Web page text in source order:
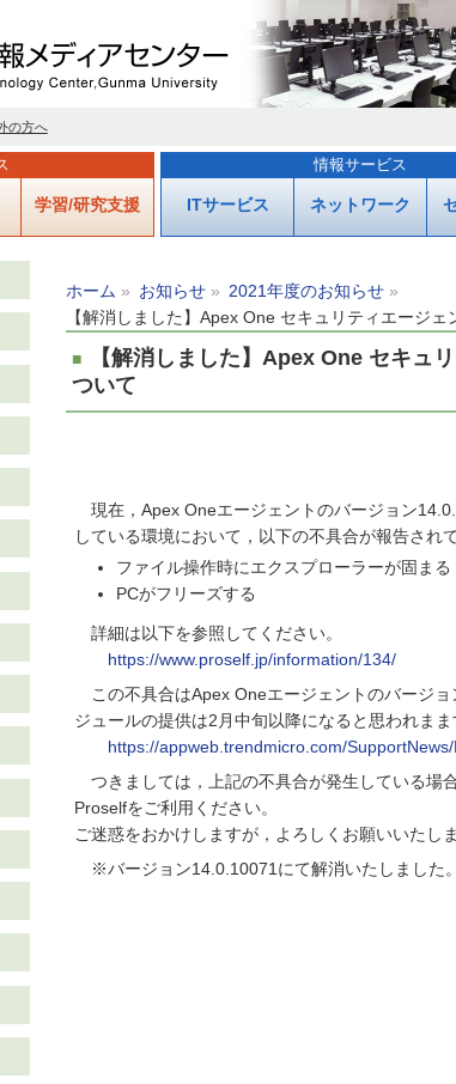
の方へ
学習/研究支援
情報サービス
ITサービス ネットワーク
ホーム お知らせ
2021年度のお知らせ
【解消しました】Apex One セキュリティエージ
【解消しました】Apex One セキュ
ついて
現在，Apex Oneエージェントのバージョン
している環境において，以下の不具合が報告され
ファイル操作時にエクスプローラーが固まる
PCがフリーズする
詳細は以下を参照してください。
https://www.proself.jp/information/134/
この不具合はApex Oneエージェントのバージ
ジュールの提供は2月中旬以降になると思われまま
https://appweb.trendmicro.com/
つきましては，上記の不具合が発生している場
Proselfをご利用ください。
ご迷惑をおかけしますが，よろしくお願いいたしま
※バージョン14.0.10071にて解消いたしました